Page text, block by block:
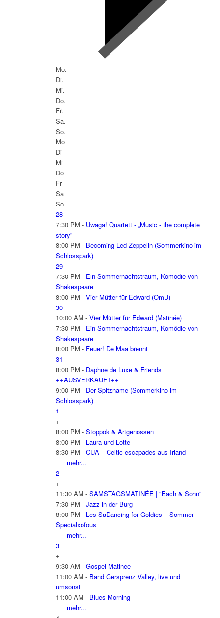
Mo.
Di.
Mi.
Do.
Fr.
Sa.
So.
Mo
Di
Mi
Do
Fr
Sa
So
28
7:30 PM - Uwaga! Quartett - „Music - the complete
story"
8:00 PM - Becoming Led Zeppelin (Sommerkino im
Schlosspark)
29
7:30 PM - Ein Sommernachtstraum, Komödie von
Shakespeare
8:00 PM - Vier Mütter für Edward (OmU)
30
10:00 AM - Vier Mütter für Edward (Matinée)
7:30 PM - Ein Sommernachtstraum, Komödie von
Shakespeare
8:00 PM - Feuer! De Maa brennt
31
8:00 PM - Daphne de Luxe & Friends
++AUSVERKAUFT++
9:00 PM - Der Spitzname (Sommerkino im
Schlosspark)
1
+
8:00 PM - Stoppok & Artgenossen
8:00 PM - Laura und Lotte
8:30 PM - CUA – Celtic escapades aus Irland
mehr...
2
+
11:30 AM - SAMSTAGSMATINÉE | "Bach & Sohn"
7:30 PM - Jazz in der Burg
8:00 PM - Les SaDancing for Goldies – Sommer-
Specialxofous
mehr...
3
+
9:30 AM - Gospel Matinee
11:00 AM - Band Gersprenz Valley, live und
umsonst
11:00 AM - Blues Morning
mehr...